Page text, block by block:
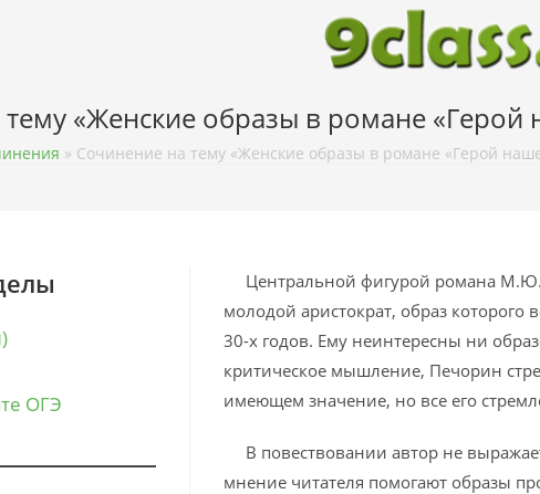
«Женские образы в романе «Герой
» Сочинение на тему «Женские образы в романе «Герой
ОГЭ
Центральной фигурой романа М.Ю.
молодой аристократ, образ которого
30-х годов. Ему неинтересны ни
критическое мышление, Печорин
имеющем значение, но все его
В повествовании автор не
мнение читателя помогают образы